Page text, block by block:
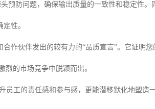
预防问题，确保输出质量的一致性和稳定性。
性。
作伙伴发出的较有力的“品质宣言”。它证明您
的市场竞争中脱颖而出。
员工的责任感和参与感，更能潜移默化地塑造